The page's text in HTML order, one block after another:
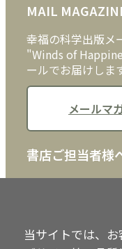
るべきもの
3 ビジネス
日常的なビ
ているレベル
交渉におけ
論文を書くた
学ぶ
専門分野の
同じ単語を他
外国語
クッキー
MAIL
幸福の科学出版メ
"Winds of
ールでお届けしま
メールマ
書店ご担当者様
書店様向けに、注
当サイトでは、